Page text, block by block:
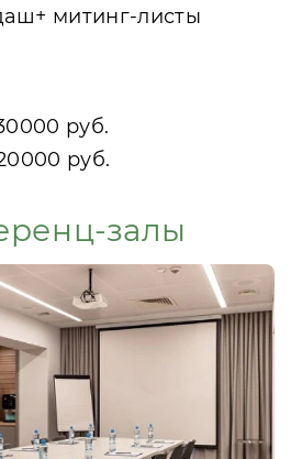
митинг-листы
руб.
руб.
залы